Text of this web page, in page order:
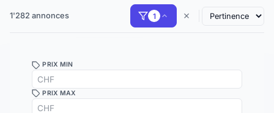
1'282 annonces 1
PRIX MIN
PRIX MAX